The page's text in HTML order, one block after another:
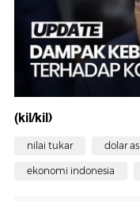
(kil/kil)
nilai tukar dolar as
ekonomi indonesia